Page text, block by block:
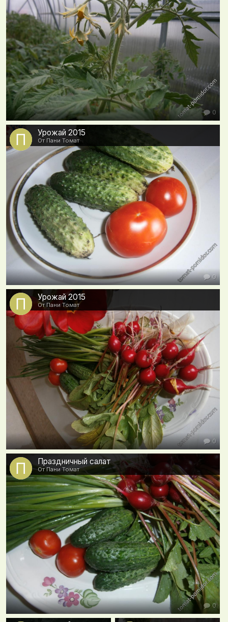
0
Урожай 2015
От Пани Томат
0
Урожай 2015
От Пани Томат
0
Праздничный салат
От Пани Томат
0